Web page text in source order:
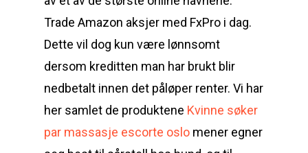
Trade Amazon aksjer med FxPro i dag.
Dette vil dog kun være lønnsomt
dersom kreditten man har brukt blir
nedbetalt innen det påløper renter. Vi har
her samlet de produktene Kvinne søker
par massasje escorte oslo mener egner